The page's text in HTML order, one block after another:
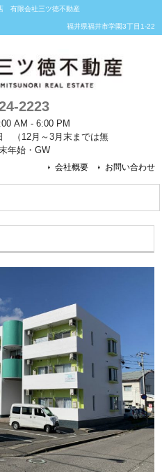
有限会社三ツ徳不動産
福井県福井市学園3丁目1-22
2223
AM - 6:00 PM
（12月～3月末までは無
年始・GW
会社概要 お問い合わせ